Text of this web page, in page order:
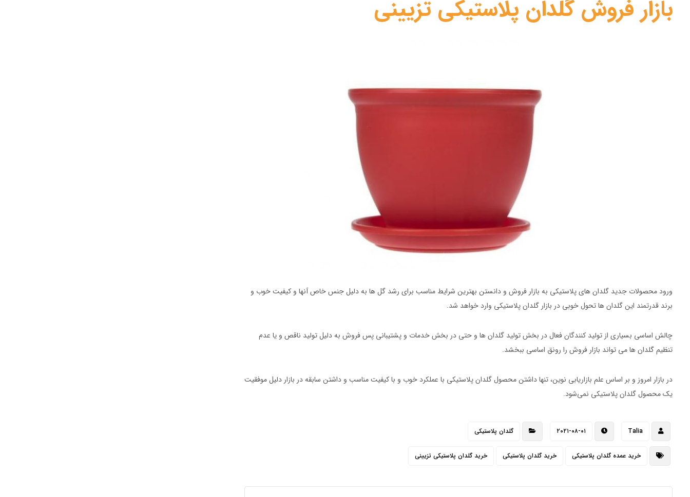
بازار فروش گلدان پلاستیکی تزیینی
ورود محصولات جدید گلدان های پلاستیکی به بازار فروش و دانستن بهترین شرایط مناسب برای رشد گل ها به دلیل جنس خاص آنها و کیفیت خوب و
برند قدرتمند این گلدان ها تحول خوبی در بازار گلدان پلاستیکی وارد خواهد شد.
چالش اساسی بسیاری از تولید کنندگان فعال در بخش تولید گلدان ها و حتی در بخش خدمات و پشتیبانی پس فروش به دلیل تولید ناقص و یا عدم
تنظیم گلدان ها می تواند بازار فروش را رونق اساسی ببخشد.
در بازار امروز و بر اساس علم بازاریابی نوین، تنها داشتن محصول گلدان پلاستیکی با عملکرد خوب و با کیفیت مناسب و داشتن سابقه در بازار دلیل موفقیت
یک محصول گلدان پلاستیکی نمی‌شود.
Talia ۲۰۲۱-۰۸-۰۱ گلدان پلاستیکی
خرید عمده گلدان پلاستیکی خرید گلدان پلاستیکی خرید گلدان پلاستیکی تزیینی